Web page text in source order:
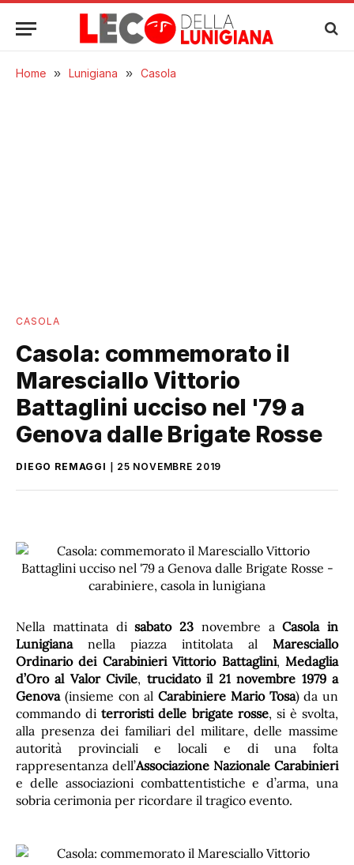
Home » Lunigiana » Casola
CASOLA
Casola: commemorato il
Maresciallo Vittorio
Battaglini ucciso nel '79 a
Genova dalle Brigate Rosse
DIEGO REMAGGI 25 NOVEMBRE 2019
Nella mattinata disabato 23 novembre aCasola in
Lunigiananella piazza intitolata al Maresciallo
Ordinario dei Carabinieri Vittorio Battaglini, Medaglia
d’Oro al Valor Civile, trucidato il 21 novembre 1979 a
Genova(insieme con al Carabiniere Mario Tosa) da un
commando diterroristi delle brigate rosse, si è svolta,
alla presenza dei familiari del militare, delle massime
autorità provinciali e locali e di una folta
rappresentanza dell’Associazione Nazionale Carabinieri
e delle associazioni combattentistiche e d’arma, una
sobria cerimonia per ricordare il tragico evento.